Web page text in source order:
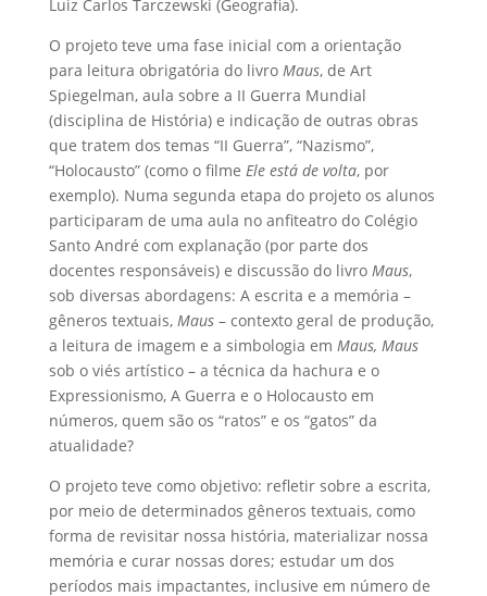
Luiz Carlos Tarczewski (Geografia).
O projeto teve uma fase inicial com a orientação
para leitura obrigatória do livro Maus, de Art
Spiegelman, aula sobre a II Guerra Mundial
(disciplina de História) e indicação de outras obras
que tratem dos temas “II Guerra”, “Nazismo”,
“Holocausto” (como o filme Ele está de volta, por
exemplo). Numa segunda etapa do projeto os alunos
participaram de uma aula no anfiteatro do Colégio
Santo André com explanação (por parte dos
docentes responsáveis) e discussão do livro Maus,
sob diversas abordagens: A escrita e a memória –
gêneros textuais, Maus– contexto geral de produção,
a leitura de imagem e a simbologia em Maus, Maus
sob o viés artístico – a técnica da hachura e o
Expressionismo, A Guerra e o Holocausto em
números, quem são os “ratos” e os “gatos” da
atualidade?
O projeto teve como objetivo: refletir sobre a escrita,
por meio de determinados gêneros textuais, como
forma de revisitar nossa história, materializar nossa
memória e curar nossas dores; estudar um dos
períodos mais impactantes, inclusive em número de